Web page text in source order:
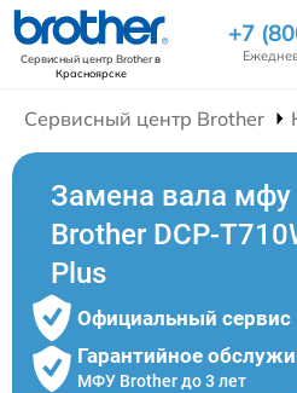
Сервисный центр Brotherв
Красноярске
+7
Сервисный центр Brother
Замена вала мфу
Brother DCP-
Plus
Официальный сервис
Гарантийное
МФУ Brother до 3 лет